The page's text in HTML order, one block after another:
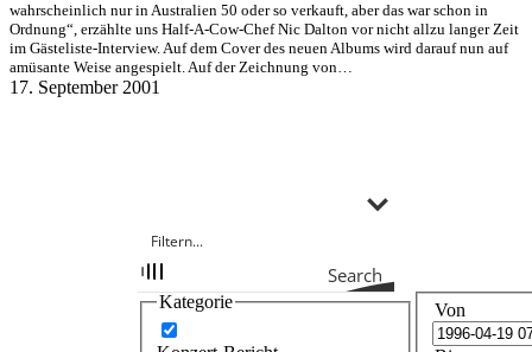
wahrscheinlich nur in Australien 50 oder so verkauft, aber das war schon in
Ordnung“, erzählte uns Half-A-Cow-Chef Nic Dalton vor nicht allzu langer Zeit
im Gästeliste-Interview. Auf dem Cover des neuen Albums wird darauf nun auf
amüsante Weise angespielt. Auf der Zeichnung von…
17. September 2001
Search
Kategorie Von